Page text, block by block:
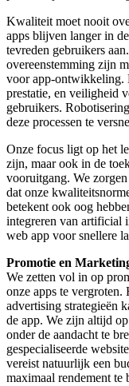
Kwaliteit moet nooit
apps blijven langer in
tevreden gebruikers
overeenstemming zijn
voor app-ontwikkeling.
prestatie, en veiligheid
gebruikers.
deze processen te
Onze focus ligt op het
zijn, maar ook in de
vooruitgang. We
dat onze
betekent ook oog
integreren van artificial
web app voor snellere
Promotie en
We zetten vol in op
onze apps te
advertising strategieën
de app. We zijn altijd
onder de aandacht te
gespecialiseerde
vereist natuurlijk een
maximaal rendement te